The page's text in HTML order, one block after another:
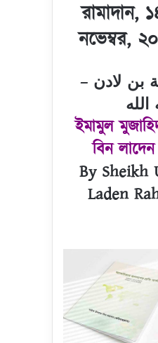
রামাদান,
নভেম্বর,
بن لادن –
ইমামুল
বিন লাদেন
By Sheikh
Laden